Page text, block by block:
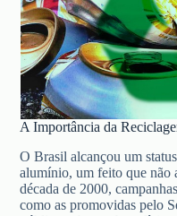
A Importância da
O Brasil alcançou um
alumínio, um feito que não
década de 2000,
como as promovidas pelo